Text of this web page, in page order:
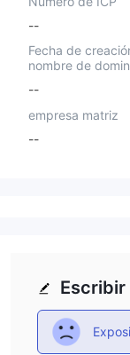
--
Fecha de
nombre de
--
empresa matriz
--
Escribir